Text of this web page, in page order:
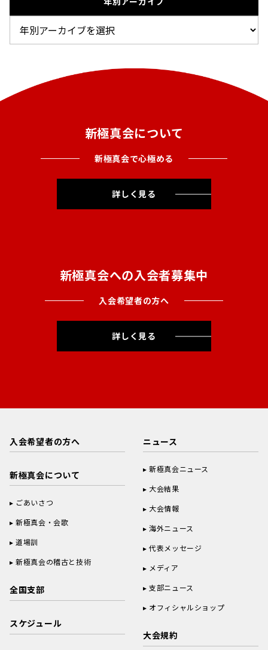
新極真会について
新極真会で心極める
詳しく見る
新極真会への入会者募集中
入会希望者の方へ
詳しく見る
入会希望者の方へ
新極真会について
ごあいさつ
新極真会・会歌
道場訓
新極真会の稽古と技術
全国支部
スケジュール
ニュース
新極真会ニュース
大会結果
大会情報
海外ニュース
代表メッセージ
メディア
支部ニュース
オフィシャルショップ
大会規約